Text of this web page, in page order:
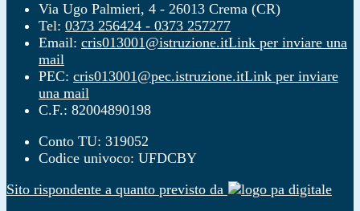
Via Ugo Palmieri, 4 - 26013 Crema (CR)
Tel: 0373 256424 - 0373 257277
Email: cris013001@istruzione.itLink per inviare una
mail
PEC: cris013001@pec.istruzione.itLink per inviare
una mail
C.F.: 82004890198
Conto TU: 319052
Codice univoco: UFDCBY
Sito rispondente a quanto previsto da